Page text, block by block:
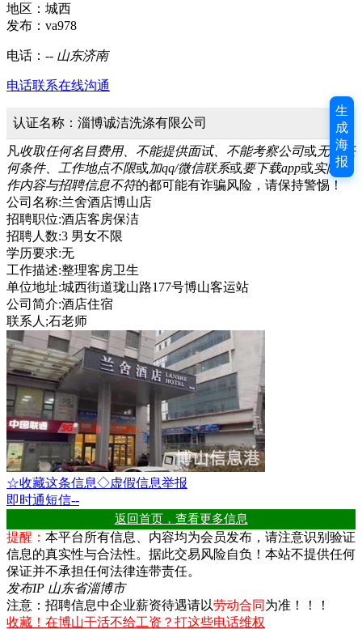
地区：城西
发布：va978
电话： -- 山东济南
电话联系在线沟通
认证名称：淄博诚洁洗涤有限公司
凡收取任何名目费用、不能提供面试、不能考察公司或无需任
何条件、工作地点不限或加qq/微信联系或要下载app或实际工
作内容与招聘信息不符的都可能有诈骗风险，请保持警惕！
公司名称:兰舍酒店博山店
招聘职位:酒店客房保洁
招聘人数:3 男女不限
学历要求:无
工作描述:整理客房卫生
单位地址:城西街道珑山路177号博山客运站
公司简介:酒店住宿
联系人;石老师
☆收藏这条信息◇虚假信息举报
即时通短信--
返回首页，查看更多信息
提醒： 本平台所有信息、内容均为会员发布，请注意识别验证
信息的真实性与合法性。据此交易风险自负！本站不提供任何
保证并不承担任何法律连带责任。
发布IP 山东省淄博市
注意：招聘信息中企业薪资待遇请以劳动合同 为准！！！
收藏！在博山干活不给工资？打这些电话维权
生
成
海
报